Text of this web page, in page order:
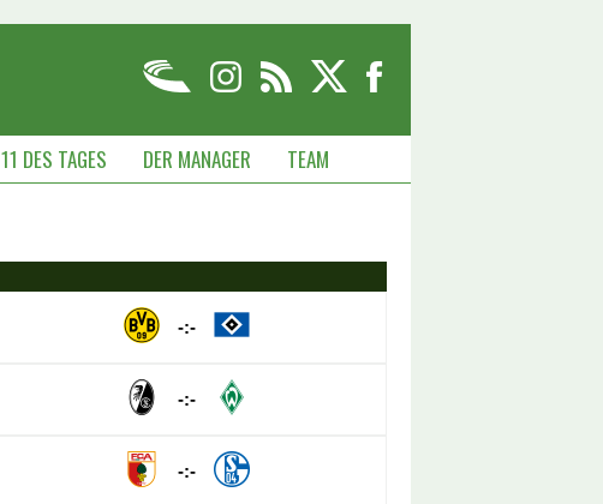
11 DES TAGES DER MANAGER TEAM
-:-
-:-
-:-